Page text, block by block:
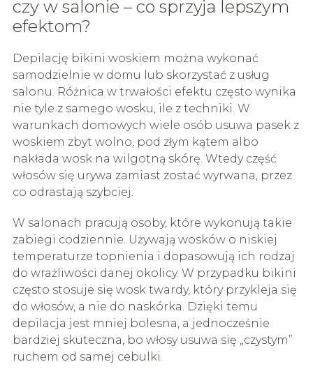
czy w salonie – co sprzyja lepszym
efektom?
Depilację bikini woskiem można wykonać
samodzielnie w domu lub skorzystać z usług
salonu. Różnica w trwałości efektu często wynika
nie tyle z samego wosku, ile z techniki. W
warunkach domowych wiele osób usuwa pasek z
woskiem zbyt wolno, pod złym kątem albo
nakłada wosk na wilgotną skórę. Wtedy część
włosów się urywa zamiast zostać wyrwana, przez
co odrastają szybciej.
W salonach pracują osoby, które wykonują takie
zabiegi codziennie. Używają wosków o niskiej
temperaturze topnienia i dopasowują ich rodzaj
do wrażliwości danej okolicy. W przypadku bikini
często stosuje się wosk twardy, który przykleja się
do włosów, a nie do naskórka. Dzięki temu
depilacja jest mniej bolesna, a jednocześnie
bardziej skuteczna, bo włosy usuwa się „czystym”
ruchem od samej cebulki.